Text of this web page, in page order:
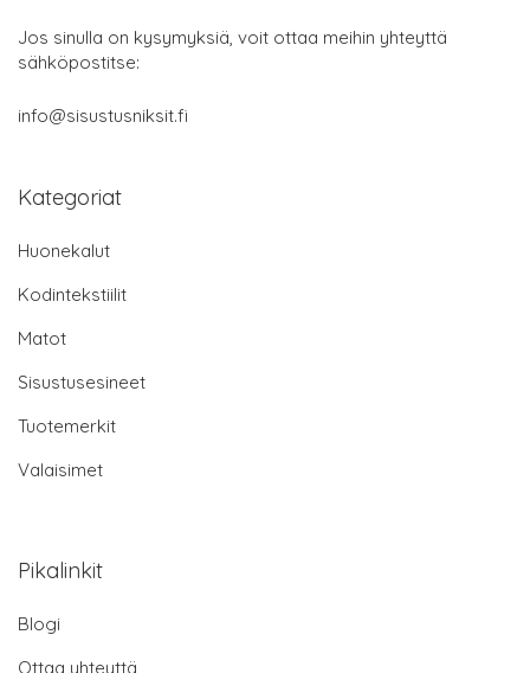
Jos sinulla on kysymyksiä, voit ottaa meihin yhteyttä
sähköpostitse:
info@sisustusniksit.fi
Kategoriat
Huonekalut
Kodintekstiilit
Matot
Sisustusesineet
Tuotemerkit
Valaisimet
Pikalinkit
Blogi
Ottaa yhteyttä